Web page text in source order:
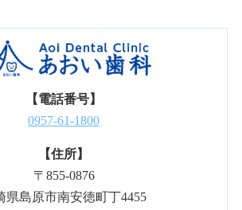
【電話番号】
0957-61-1800
【住所】
〒855-0876
県島原市南安徳町丁4455